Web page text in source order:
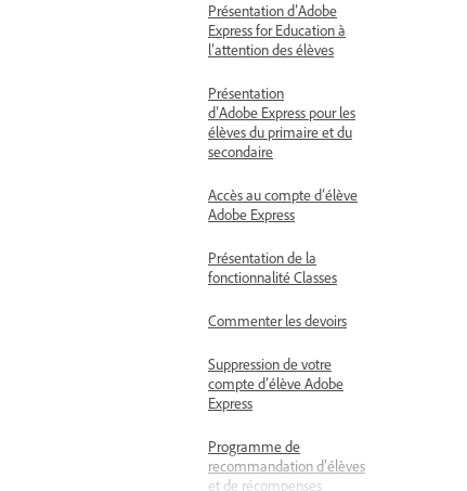
Présentation d’Adobe
Express for Education à
l’attention des élèves
Présentation
d’Adobe Express pour les
élèves du primaire et du
secondaire
Accès au compte d’élève
Adobe Express
Présentation de la
fonctionnalité Classes
Commenter les devoirs
Suppression de votre
compte d’élève Adobe
Express
Programme de
recommandation d’élèves
et de récompenses